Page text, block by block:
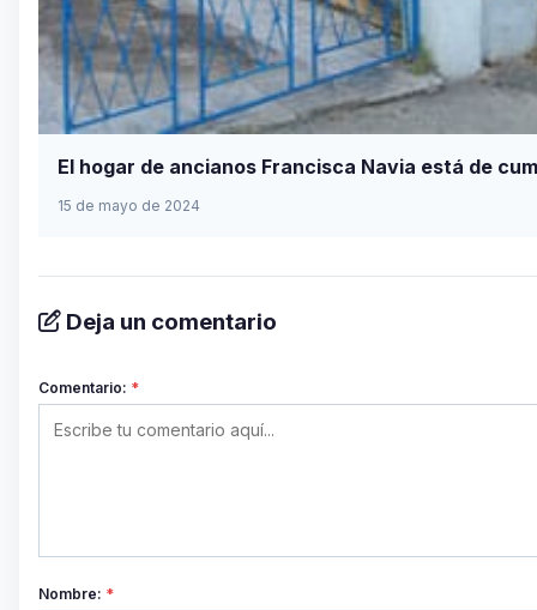
El hogar de ancianos Francisca Navia está de
15 de mayo de 2024
Deja un comentario
Comentario: *
Nombre: *